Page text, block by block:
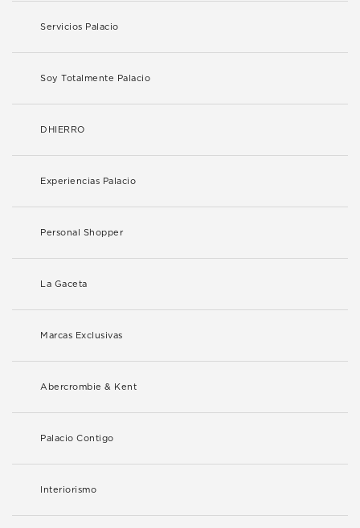
Servicios Palacio
Soy Totalmente Palacio
DHIERRO
Experiencias Palacio
Personal Shopper
La Gaceta
Marcas Exclusivas
Abercrombie & Kent
Palacio Contigo
Interiorismo